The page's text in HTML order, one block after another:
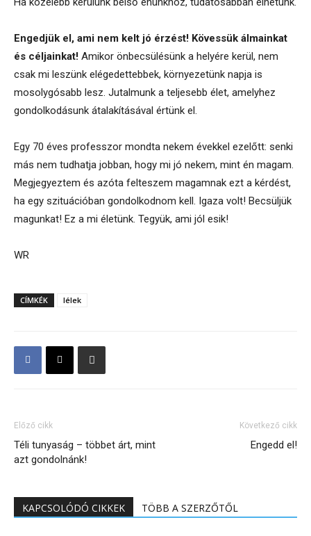
Engedjük el, ami nem kelt jó érzést! Kövessük álmainkat
és céljainkat! Amikor önbecsülésünk a helyére kerül, nem
csak mi leszünk elégedettebbek, környezetünk napja is
mosolygósabb lesz. Jutalmunk a teljesebb élet, amelyhez
gondolkodásunk átalakításával értünk el.
Egy 70 éves professzor mondta nekem évekkel ezelőtt: senki
más nem tudhatja jobban, hogy mi jó nekem, mint én magam.
Megjegyeztem és azóta felteszem magamnak ezt a kérdést,
ha egy szituációban gondolkodnom kell. Igaza volt! Becsüljük
magunkat! Ez a mi életünk. Tegyük, ami jól esik!
WR
CÍMKÉK lélek
Előző cikk
Téli tunyaság – többet árt, mint
azt gondolnánk!
Következő cikk
Engedd el!
KAPCSOLÓDÓ CIKKEK TÖBB A SZERZŐTŐL